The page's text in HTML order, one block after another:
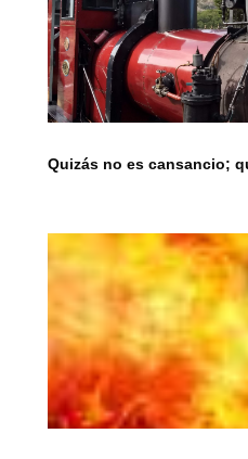
Quizás no es cansancio;